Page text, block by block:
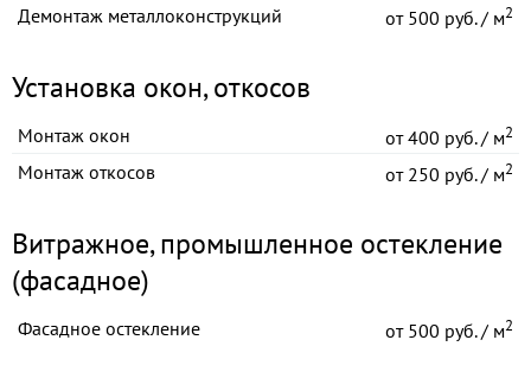
Демонтаж металлоконструкций от500 руб. / м2
Установка окон, откосов
Монтаж окон от400 руб. / м2
Монтаж откосов от250 руб. / м2
Витражное, промышленное остекление
(фасадное)
Фасадное остекление от500 руб. / м2